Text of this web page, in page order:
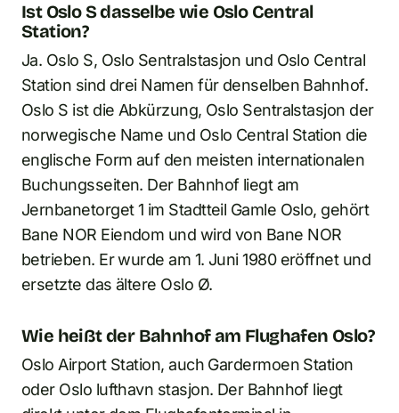
Ist Oslo S dasselbe wie Oslo Central
Station?
Ja. Oslo S, Oslo Sentralstasjon und Oslo Central
Station sind drei Namen für denselben Bahnhof.
Oslo S ist die Abkürzung, Oslo Sentralstasjon der
norwegische Name und Oslo Central Station die
englische Form auf den meisten internationalen
Buchungsseiten. Der Bahnhof liegt am
Jernbanetorget 1 im Stadtteil Gamle Oslo, gehört
Bane NOR Eiendom und wird von Bane NOR
betrieben. Er wurde am 1. Juni 1980 eröffnet und
ersetzte das ältere Oslo Ø.
Wie heißt der Bahnhof am Flughafen Oslo?
Oslo Airport Station, auch Gardermoen Station
oder Oslo lufthavn stasjon. Der Bahnhof liegt